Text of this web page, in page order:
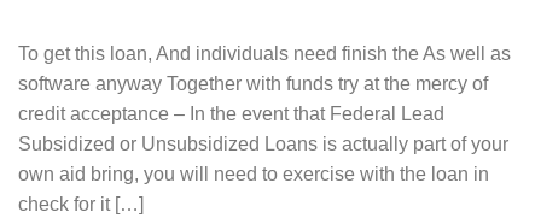
To get this loan, And individuals need finish the As well as
software anyway Together with funds try at the mercy of
credit acceptance – In the event that Federal Lead
Subsidized or Unsubsidized Loans is actually part of your
own aid bring, you will need to exercise with the loan in
check for it […]